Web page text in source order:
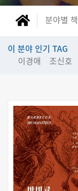
분야별 책
이 분야 인기 TAG
이경애
조신호